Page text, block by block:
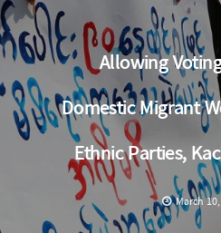
Allowing
Domestic Migrant
Ethnic Parties,
March